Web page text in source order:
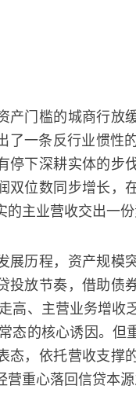
产门槛的城商行放
了一条反行业惯性
停下深耕实体的步
双位数同步增长，
主业营收交出一份
展历程，资产规模
投放节奏，借助债
高、主营业务增收
态的核心诱因。但
态，依托营收支撑
重心落回信贷本源